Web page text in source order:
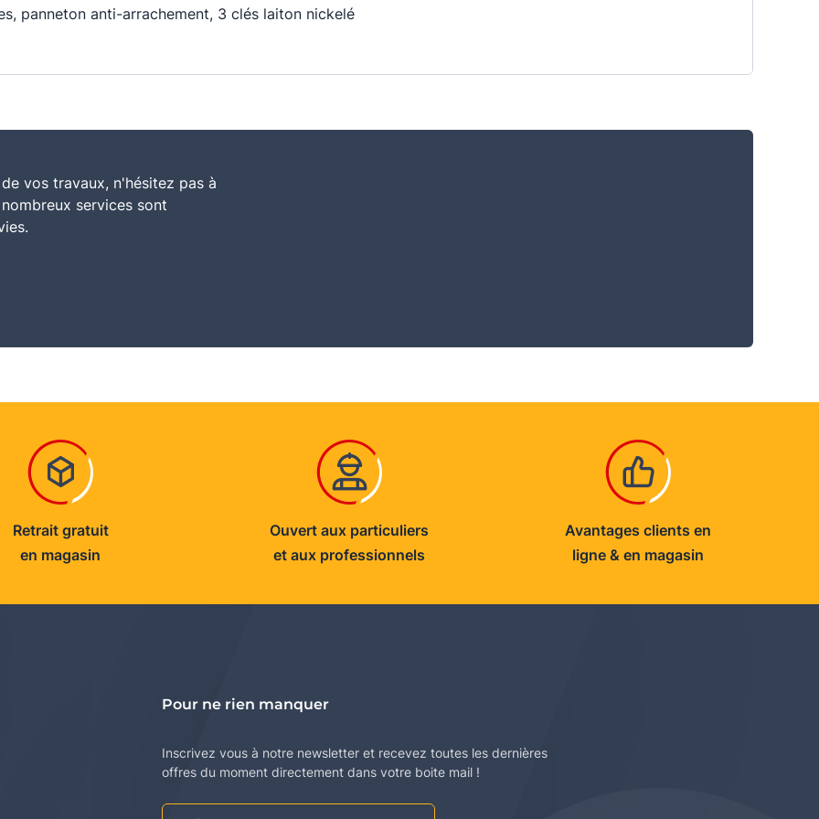
panneton anti-arrachement, 3 clés laiton nickelé
vos travaux, n'hésitez pas à
services sont
Retrait gratuit
en magasin
Ouvert aux particuliers
et aux professionnels
Avantages clients en
ligne & en magasin
Pour ne rien manquer
Inscrivez vous à notre newsletter et recevez toutes les dernières
offres du moment directement dans votre boite mail !